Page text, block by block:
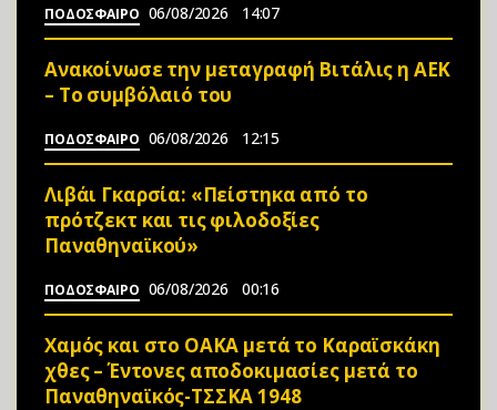
ΠΟΔΟΣΦΑΙΡΟ 06/08/2026 14:07
Ανακοίνωσε την μεταγραφή Βιτάλις η ΑΕΚ
– Το συμβόλαιό του
ΠΟΔΟΣΦΑΙΡΟ 06/08/2026 12:15
Λιβάι Γκαρσία: «Πείστηκα από το
πρότζεκτ και τις φιλοδοξίες
Παναθηναϊκού»
ΠΟΔΟΣΦΑΙΡΟ 06/08/2026 00:16
Χαμός και στο ΟΑΚΑ μετά το Καραϊσκάκη
χθες – Έντονες αποδοκιμασίες μετά το
Παναθηναϊκός-ΤΣΣΚΑ 1948